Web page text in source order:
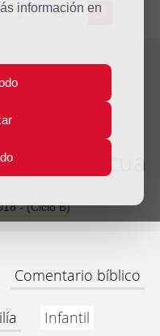
información en
V S D
de Pascua
- (Ciclo B)
Comentario bíblico
Infantil